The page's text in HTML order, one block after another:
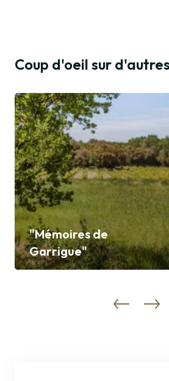
Coup d'oeil sur
"Mémoires de
Garrigue"
Entdecken